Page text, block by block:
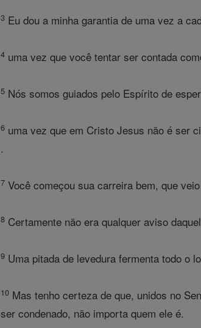
3 Eu dou a minha garantia de uma vez a
4 uma vez que você tentar ser contada
5 Nós somos guiados pelo Espírito de
6 uma vez que em Cristo Jesus não é ser
.
7 Você começou sua carreira bem, que
8 Certamente não era qualquer aviso
9 Uma pitada de levedura fermenta todo o
10 Mas tenho certeza de que, unidos no
ser condenado, não importa quem ele é.